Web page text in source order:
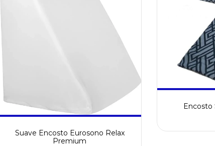
Suave Encosto Eurosono Relax
Premium
Encosto